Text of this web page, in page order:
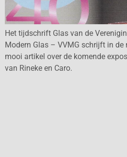
Het tijdschrift Glas van de
Modern Glas – VVMG schrijft in de
mooi artikel over de komende
van Rineke en Caro.